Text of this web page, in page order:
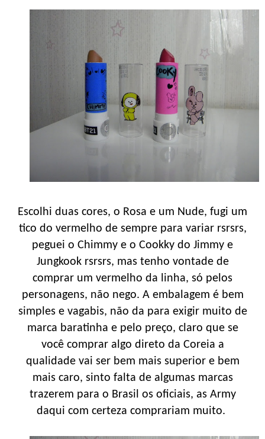
Escolhi duas cores, o Rosa e um Nude, fugi um
tico do vermelho de sempre para variar rsrsrs,
peguei o Chimmy e o Cookky do Jimmy e
Jungkook rsrsrs, mas tenho vontade de
comprar um vermelho da linha, só pelos
personagens, não nego. A embalagem é bem
simples e vagabis, não da para exigir muito de
marca baratinha e pelo preço, claro que se
você comprar algo direto da Coreia a
qualidade vai ser bem mais superior e bem
mais caro, sinto falta de algumas marcas
trazerem para o Brasil os oficiais, as Army
daqui com certeza comprariam muito.